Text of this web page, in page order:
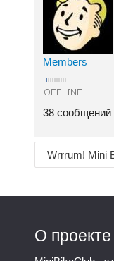
Members
38 сообщений
О проекте